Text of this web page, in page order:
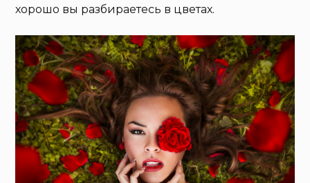
хорошо вы разбираетесь в цветах.